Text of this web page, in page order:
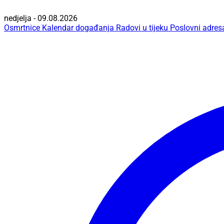
nedjelja - 09.08.2026
Osmrtnice Kalendar događanja Radovi u tijeku Poslovni